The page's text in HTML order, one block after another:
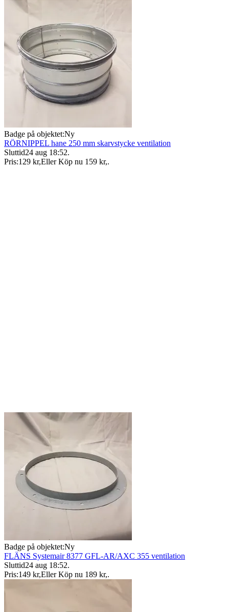
Badge på objektet:Ny
RÖRNIPPEL hane 250 mm skarvstycke ventilation
Sluttid24 aug 18:52.
Pris:129 kr,Eller Köp nu 159 kr,.
Badge på objektet:Ny
FLÄNS Systemair 8377 GFL-AR/AXC 355 ventilation
Sluttid24 aug 18:52.
Pris:149 kr,Eller Köp nu 189 kr,.